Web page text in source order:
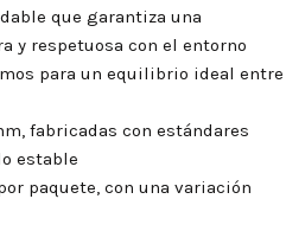
que garantiza una
y respetuosa con el entorno
para un equilibrio ideal entre
fabricadas con estándares
estable
paquete, con una variación